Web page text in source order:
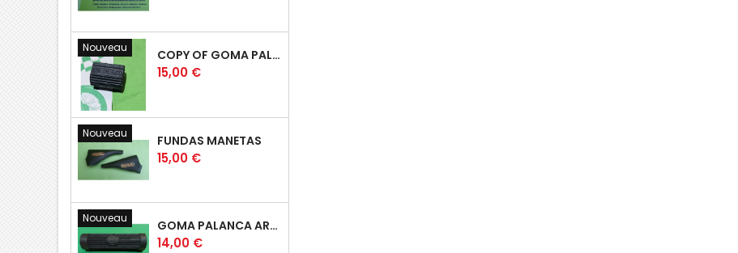
Nouveau COPY OF GOMA PALANCA CAMBIO DE MARCHAS GOMA PEDAL CAMBIO MARCHAS
Prix
15,00 €
Nouveau FUNDAS MANETAS
Prix
15,00 €
Nouveau GOMA PALANCA ARRANQUE OSSA RUBBER KICK START PEDAL
Prix
14,00 €